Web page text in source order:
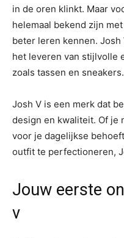
in de oren klinkt. Maar
helemaal bekend zijn
beter leren kennen.
het leveren van stijlvolle
zoals tassen en sneakers.
Josh V is een merk dat
design en kwaliteit. Of je
voor je dagelijkse
outfit te perfectioneren,
Jouw eerste
v